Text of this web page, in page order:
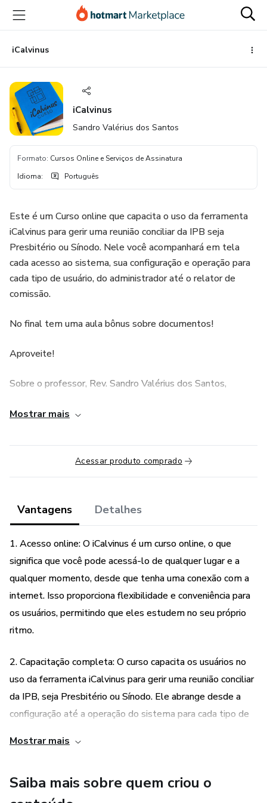
para
conteúdo
principal
para
pagamento
para
rodapé
iCalvinus
iCalvinus
Sandro Valérius dos Santos
Formato: Cursos Online e Serviços de Assinatura
Idioma: Português
Este é um Curso online que capacita o uso da ferramenta
iCalvinus para gerir uma reunião conciliar da IPB seja
Presbitério ou Sínodo. Nele você acompanhará em tela
cada acesso ao sistema, sua configuração e operação para
cada tipo de usuário, do administrador até o relator de
comissão.
No final tem uma aula bônus sobre documentos!
Aproveite!
Sobre o professor, Rev. Sandro Valérius dos Santos,
"Sou pastor da Igreja Presbiteriana do Brasil, e também
d’Oeste. Sou graduado em Teologia pelo Seminário
Presbiteriano do SUL e pela Universidade Presbiteriana
Mackezie. É bom lembrar que no SPS tive aula com o Rev.
constitucionais da IPB. Mas além de teólogo, sou graduado
em Processamento de Dados (hoje é mais comum
Tecnologia da Informação) pela UNESP e licenciado pelo
Centro Paula Souza, onde sou professor do Ensino Médio e
Técnico e do Ensino Superior, sou pós-graduação em novas
tecnologias para educação e Mestre em Educação, Arte e
História da Cultura pelo Mackenzie."
Mostrar mais
Acessar produto comprado
Vantagens Detalhes
1. Acesso online: O iCalvinus é um curso online, o que
significa que você pode acessá-lo de qualquer lugar e a
qualquer momento, desde que tenha uma conexão com a
internet. Isso proporciona flexibilidade e conveniência para
os usuários, permitindo que eles estudem no seu próprio
ritmo.
2. Capacitação completa: O curso capacita os usuários no
uso da ferramenta iCalvinus para gerir uma reunião conciliar
da IPB, seja Presbitério ou Sínodo. Ele abrange desde a
configuração até a operação do sistema para cada tipo de
garante que os participantes estejam totalmente
3. Aula bônus sobre documentos: Além do conteúdo
Mostrar mais
Saiba mais sobre quem criou o